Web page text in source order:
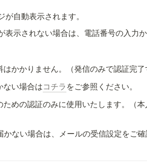
が自動表示されます。
表示されない場合は、電話番号の入力
かかりません。（発信のみで認証完了
ない場合はコチラをご参照ください。
ための認証のみに使用いたします。（
ない場合は、メールの受信設定をご確